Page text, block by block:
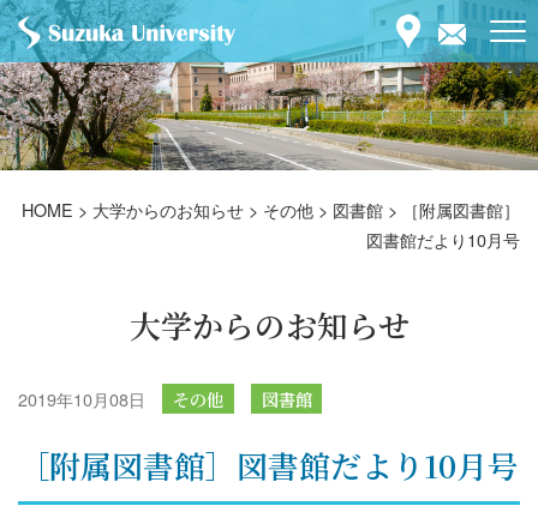
HOME > 大学からのお知らせ > その他 > 図書館 >
［附属図書館］
図書館だより10月号
大学からのお知らせ
2019年10月08日 その他 図書館
［附属図書館］図書館だより10月号